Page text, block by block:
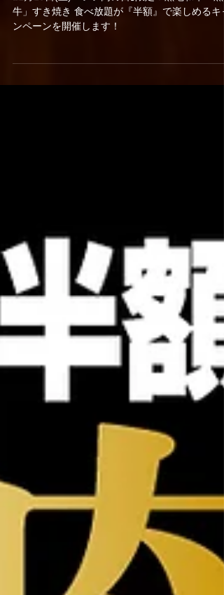
12月29日(土)「いい肉の日｣限定！黒毛和牛「黒
牛」すき焼き 食べ放題が『半額』で楽しめるキャ